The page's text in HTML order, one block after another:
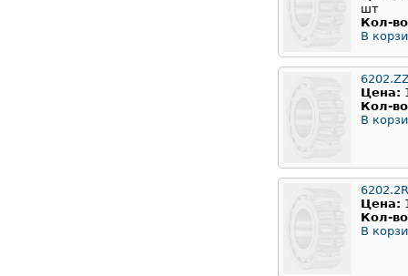
шт
Кол-
В
Цена:
Кол-
В
Цена:
Кол-
В